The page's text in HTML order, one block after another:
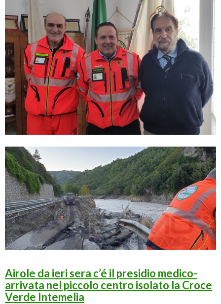
Airole da ieri sera c’é il presidio medico-
arrivata nel piccolo centro isolato la Croce
Verde Intemelia